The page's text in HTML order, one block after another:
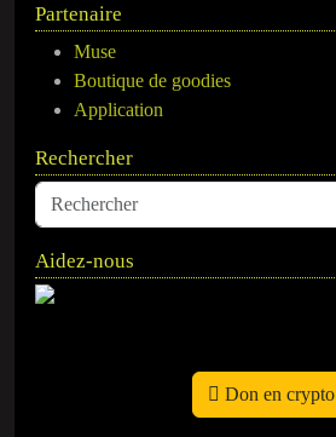
Partenaire
Muse
Boutique de goodies
Application
Rechercher
Aidez-nous
Don en crypto